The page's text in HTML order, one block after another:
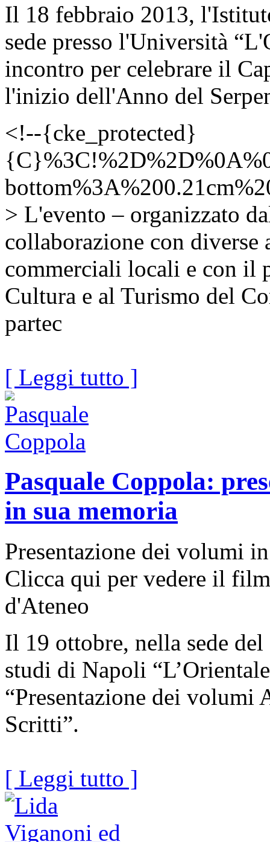
Il 18 febbraio 2013,
sede presso l'Università
incontro per celebrare il
l'inizio dell'Anno del
<!--{cke_protected}
> L'evento – organizzato
collaborazione con
commerciali locali e con il
Cultura e al Turismo del
partec
[ Leggi tutto ]
Pasquale Coppola:
in sua memoria
Presentazione dei volumi
Clicca qui per vedere il
d'Ateneo
Il 19 ottobre, nella sede
studi di Napoli
“Presentazione dei volumi
Scritti”.
[ Leggi tutto ]